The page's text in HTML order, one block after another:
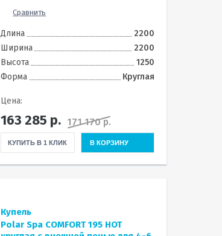
Сравнить
Длина
2200
Ширина
2200
Высота
1250
Форма
Круглая
Цена:
163 285 р. 171 170 р.
КУПИТЬ В 1 КЛИК В КОРЗИНУ
Купель
Polar Spa COMFORT 195 HOT